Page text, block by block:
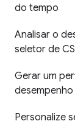
do tempo
Analisar o
seletor de
Gerar um
Personalize